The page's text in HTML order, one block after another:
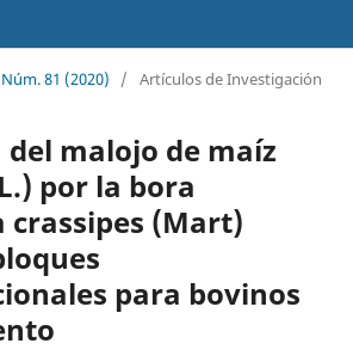
Núm. 81 (2020) / Artículos de Investigación
malojo de maíz
por la bora
crassipes (Mart)
para bovinos